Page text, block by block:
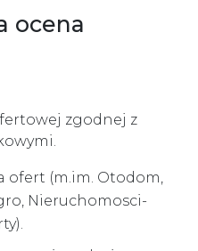
ocena
zgodnej z
ofert (m.im. Otodom,
Nieruchomosci-